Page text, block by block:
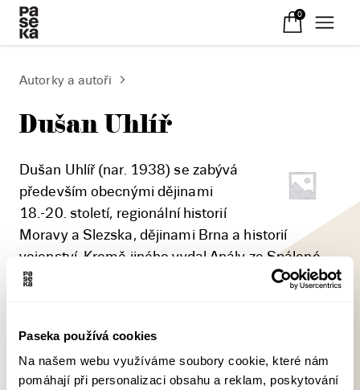
Paseka používá cookies
Na našem webu využíváme soubory cookie, které nám
pomáhají při personalizaci obsahu a reklam, poskytování
0
Autorky a autoři
Dušan Uhlíř
Dušan Uhlíř (nar. 1938) se zabývá
především obecnými dějinami
18.-20. století, regionální historií
Moravy a Slezska, dějinami Brna a historií
vojenství. Kromě jiného vydal Anály ze Spálené
ulice (1979), Slunce nad Slavkovem (1984,
1620 (1998).